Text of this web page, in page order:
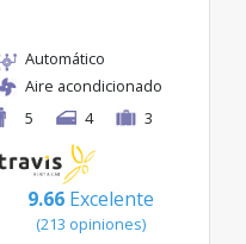
Automático
Aire acondicionado
5
4 3
9.66 Excelente
(213 opiniones)